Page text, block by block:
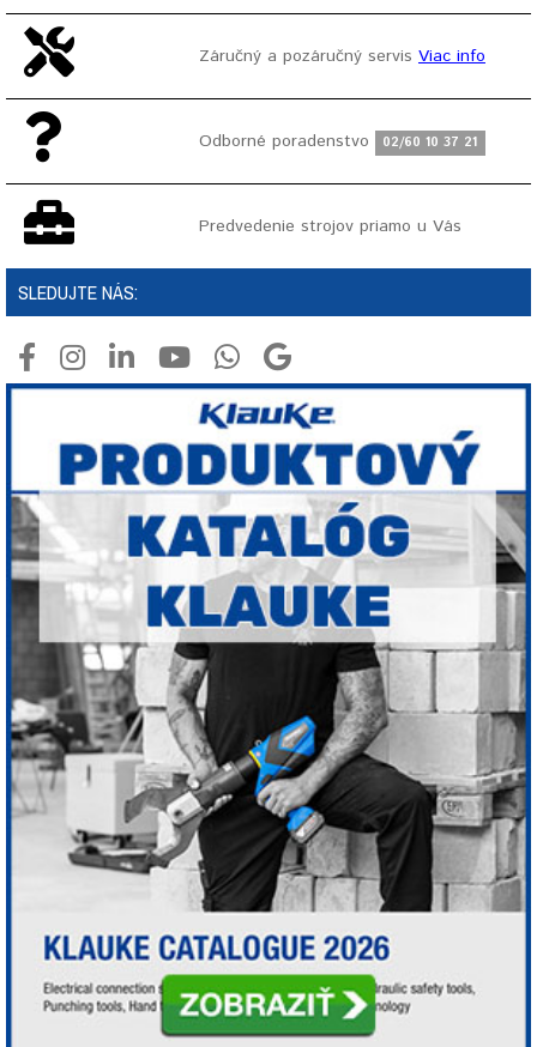
Záručný a pozáručný servis Viac info
Odborné poradenstvo 02/60 10 37 21
Predvedenie strojov priamo u Vás
SLEDUJTE NÁS: